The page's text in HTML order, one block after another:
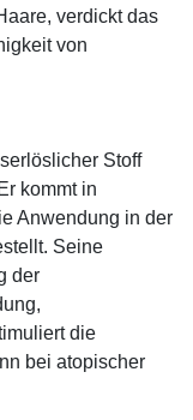
verdickt das
von
Stoff
kommt in
Anwendung in der
Seine
der
die
bei atopischer